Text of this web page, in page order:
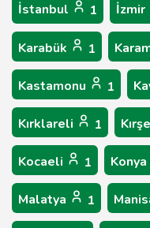
İstanbul 1 İzmir
Karabük 1
Kastamonu 1
Kırklareli 1
Kocaeli 1 Konya
Malatya 1